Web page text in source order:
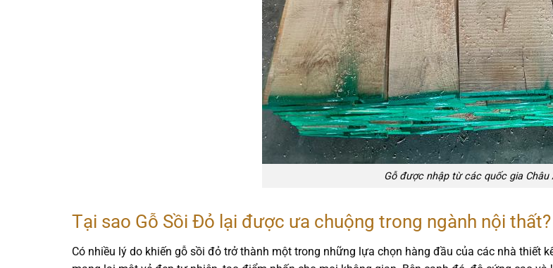
Gỗ được nhập từ các quốc gia Châu
Tại sao Gỗ Sồi Đỏ lại được ưa chuộng trong ngành nội thất?
Có nhiều lý do khiến gỗ sồi đỏ trở thành một trong những lựa chọn hàng đầu của các nhà thiết